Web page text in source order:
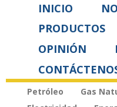
INICIO
PRODUCTOS
OPINIÓN
Petróleo Gas